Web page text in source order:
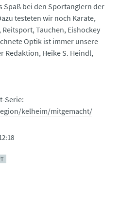
bei den Sportanglern der
testeten wir noch Karate,
Tauchen, Eishockey
Optik ist immer unsere
Redaktion, Heike S. Heindl,
Serie:
kelheim/mitgemacht/